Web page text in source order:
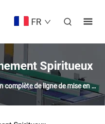
FR
Spiritueux
de ligne de mise en bouteille